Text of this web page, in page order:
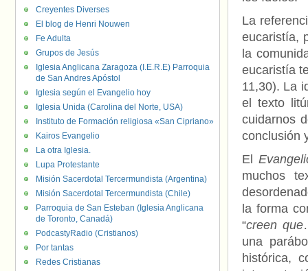
La
eucaristía,
la
eucaristía
11,30). La
el texto
cuidarnos
conclusión
El
muchos
la forma
“creen que
una
histórica,
Creyentes Diverses
El blog de Henri Nouwen
Fe Adulta
Grupos de Jesús
Iglesia Anglicana Zaragoza (I.E.R.E) Parroquia
de San Andres Apóstol
Iglesia según el Evangelio hoy
Iglesia Unida (Carolina del Norte, USA)
Instituto de Formación religiosa «San Cipriano»
Kairos Evangelio
La otra Iglesia.
Lupa Protestante
Misión Sacerdotal Tercermundista (Argentina)
Misión Sacerdotal Tercermundista (Chile)
Parroquia de San Esteban (Iglesia Anglicana
de Toronto, Canadá)
PodcastyRadio (Cristianos)
Por tantas
Redes Cristianas